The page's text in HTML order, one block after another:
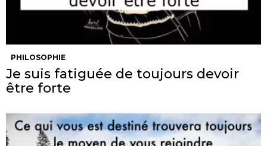
PHILOSOPHIE
Je suis fatiguée de toujours devoir
être forte